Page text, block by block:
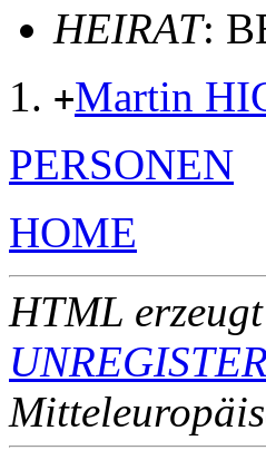
HEIRAT:
+Martin
PERSONEN
HOME
HTML